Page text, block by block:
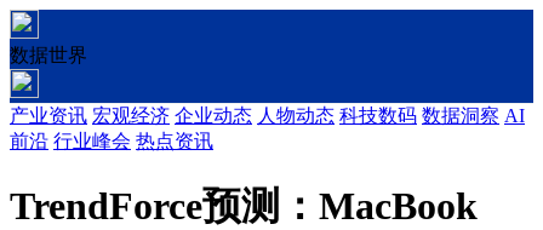
数据世界
产业资讯 宏观经济 企业动态 人物动态 科技数码 数据洞察 AI
前沿 行业峰会 热点资讯
TrendForce预测：MacBook